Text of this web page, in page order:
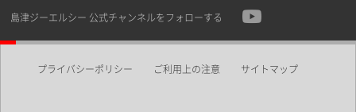
島津ジーエルシー 公式チャンネルをフォローする
プライバシーポリシー ご利用上の注意 サイトマップ